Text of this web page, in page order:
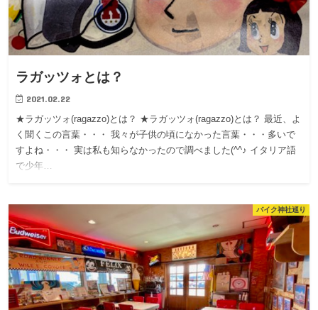
ラガッツォとは？
2021.02.22
★ラガッツォ(ragazzo)とは？ ★ラガッツォ(ragazzo)とは？ 最近、よ
く聞くこの言葉・・・ 我々が子供の頃になかった言葉・・・多いで
すよね・・・ 実は私も知らなかったので調べました(^^♪ イタリア語
で少年…
バイク神社巡り